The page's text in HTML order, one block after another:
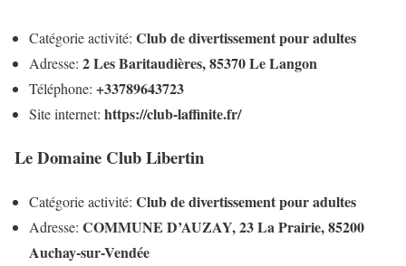
Catégorie activité: Club de divertissement pour adultes
Adresse: 2 Les Baritaudières, 85370 Le Langon
Téléphone: +33789643723
Site internet: https://club-laffinite.fr/
Le Domaine Club Libertin
Catégorie activité: Club de divertissement pour adultes
Adresse: COMMUNE D’AUZAY, 23 La Prairie, 85200
Auchay-sur-Vendée